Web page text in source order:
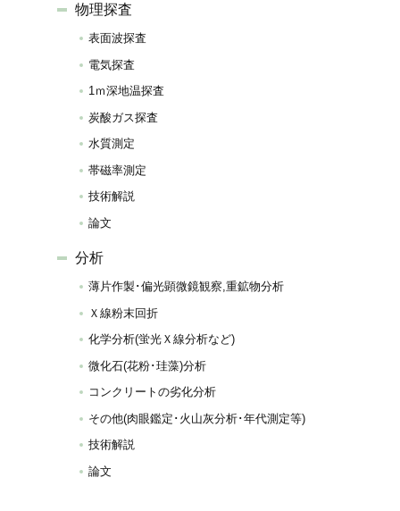
物理探査
表面波探査
電気探査
1ｍ深地温探査
炭酸ガス探査
水質測定
帯磁率測定
技術解説
論文
分析
薄片作製･偏光顕微鏡観察,重鉱物分析
Ｘ線粉末回折
化学分析(蛍光Ｘ線分析など)
微化石(花粉･珪藻)分析
コンクリートの劣化分析
その他(肉眼鑑定･火山灰分析･年代測定等)
技術解説
論文